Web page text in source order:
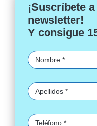
¡Suscríbete
newsletter!
Y consigue